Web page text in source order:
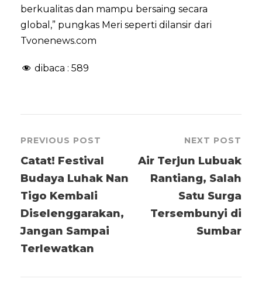
berkualitas dan mampu bersaing secara
global,” pungkas Meri seperti dilansir dari
Tvonenews.com
dibaca : 589
PREVIOUS POST
Catat! Festival
Budaya Luhak Nan
Tigo Kembali
Diselenggarakan,
Jangan Sampai
Terlewatkan
NEXT POST
Air Terjun Lubuak
Rantiang, Salah
Satu Surga
Tersembunyi di
Sumbar